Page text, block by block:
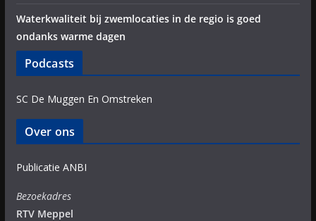
Waterkwaliteit bij zwemlocaties in de regio is goed
ondanks warme dagen
Podcasts
SC De Muggen En Omstreken
Over ons
Publicatie ANBI
Bezoekadres
RTV Meppel